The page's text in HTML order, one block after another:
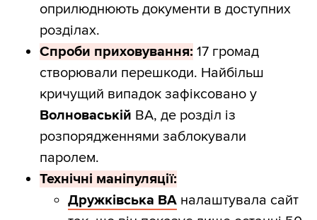
оприлюднюють документи в доступних
розділах.
Спроби приховування: 17 громад
створювали перешкоди. Найбільш
кричущий випадок зафіксовано у
Волноваській ВА, де розділ із
розпорядженнями заблокували
паролем.
Технічні маніпуляції:
Дружківська ВА налаштувала сайт